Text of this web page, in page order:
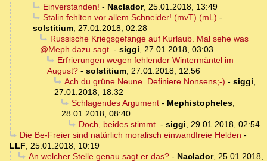
Einverstanden! - Naclador, 25.01.2018, 13:49
Stalin fehlten vor allem Schneider! (mvT) (mL) -
solstitium, 27.01.2018, 02:28
Russische Kriegsgefange auf Kurlaub. Mal sehe was
@Meph dazu sagt. - siggi, 27.01.2018, 03:03
Erfrierungen wegen fehlender Wintermäntel im
August? - solstitium, 27.01.2018, 12:56
Ach du grüne Neune. Definiere Nonsens;-) - siggi,
27.01.2018, 18:32
Schlagendes Argument- Mephistopheles,
28.01.2018, 08:40
Doch, beides stimmt. - siggi, 29.01.2018, 02:54
Die Be-Freier sind natürlich moralisch einwandfreie Helden -
LLF, 25.01.2018, 10:19
An welcher Stelle genau sagt er das?- Naclador, 25.01.2018,